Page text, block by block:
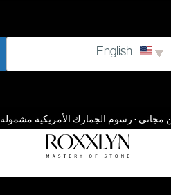
English
· رسوم الجمارك الأمريكية مشمولة